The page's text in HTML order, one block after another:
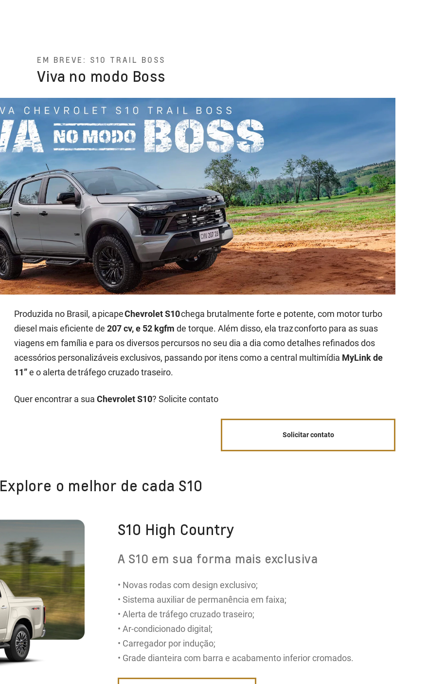
EM BREVE: S10 TRAIL BOSS
Viva no modo Boss
Produzida no Brasil, a picapeChevrolet S10chega brutalmente forte e potente, com motor turbo
diesel mais eficiente de 207 cv, e 52 kgfm de torque. Além disso, ela traz conforto para as suas
viagens em família e para os diversos percursos no seu dia a dia como detalhes refinados dos
acessórios personalizáveis exclusivos, passando por itens como a central multimídia MyLink de
11”e o alerta de tráfego cruzado traseiro.
Quer encontrar a sua Chevrolet S10? Solicite contato
Solicitar contato
Explore o melhor de cada S10
S10 High Country
A S10 em sua forma mais exclusiva
• Novas rodas com design exclusivo;
• Sistema auxiliar de permanência em faixa;
• Alerta de tráfego cruzado traseiro;
• Ar-condicionado digital​;
• Carregador por indução;
• Grade dianteira com barra e acabamento inferior cromados.